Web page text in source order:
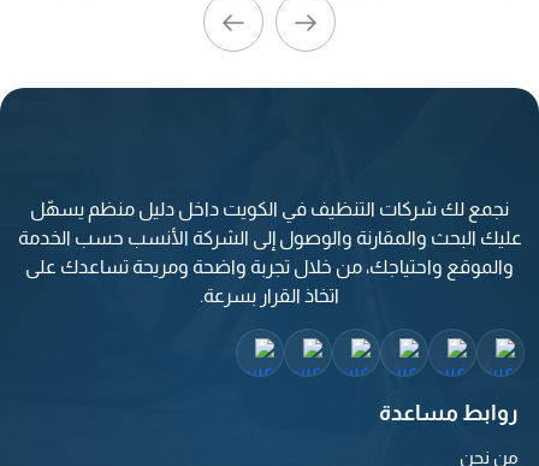
نجمع لك شركات التنظيف في الكويت داخل دليل منظم يسهّل
عليك البحث والمقارنة والوصول إلى الشركة الأنسب حسب الخدمة
والموقع واحتياجك، من خلال تجربة واضحة ومريحة تساعدك على
اتخاذ القرار بسرعة.
روابط مساعدة
من نحن